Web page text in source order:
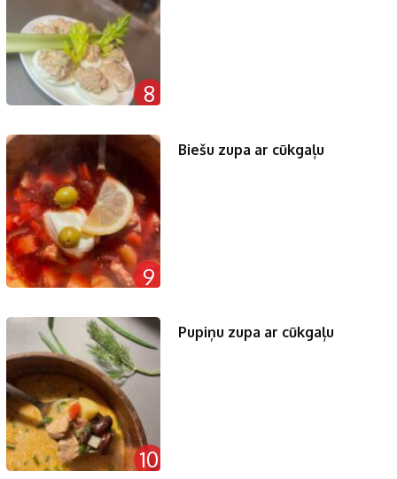
8
9
Biešu zupa ar cūkgaļu
10
Pupiņu zupa ar cūkgaļu